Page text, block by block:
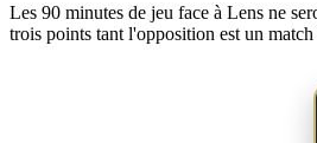
Les 90 minutes de jeu face à Lens ne
trois points tant l'opposition est un